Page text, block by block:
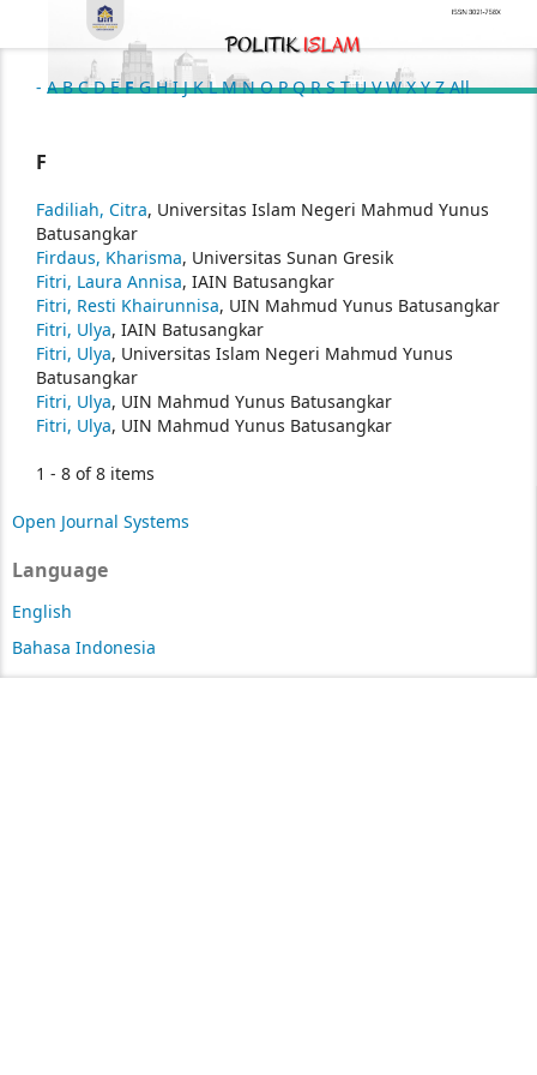
- A B C D E F G H I J K L M N O P Q R S T U V W X Y Z All
F
Fadiliah, Citra, Universitas Islam Negeri Mahmud Yunus
Batusangkar
Firdaus, Kharisma, Universitas Sunan Gresik
Fitri, Laura Annisa, IAIN Batusangkar
Fitri, Resti Khairunnisa, UIN Mahmud Yunus Batusangkar
Fitri, Ulya, IAIN Batusangkar
Fitri, Ulya, Universitas Islam Negeri Mahmud Yunus
Batusangkar
Fitri, Ulya, UIN Mahmud Yunus Batusangkar
Fitri, Ulya, UIN Mahmud Yunus Batusangkar
1 - 8 of 8 items
Open Journal Systems
Language
English
Bahasa Indonesia